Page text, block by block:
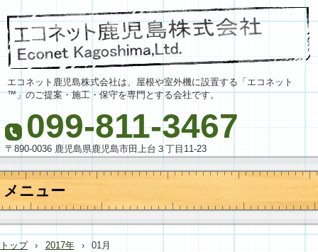
エコネット鹿児島株式会社は、屋根や室外機に設置する「エコネット
™」のご提案・施工・保守を専門とする会社です。
099-811-3467
〒890-0036 鹿児島県鹿児島市田上台３丁目11-23
メニュー
コ
テ
ントップ › 2017年 › 01月